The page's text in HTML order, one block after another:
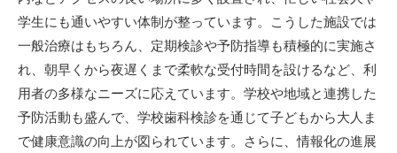
学生にも通いやすい体制が整っています。こうした施設では
一般治療はもちろん、定期検診や予防指導も積極的に実施さ
れ、朝早くから夜遅くまで柔軟な受付時間を設けるなど、利
用者の多様なニーズに応えています。学校や地域と連携した
予防活動も盛んで、学校歯科検診を通じて子どもから大人ま
で健康意識の向上が図られています。さらに、情報化の進展